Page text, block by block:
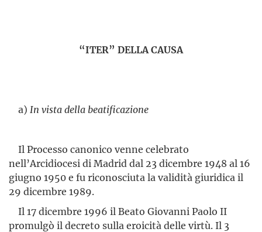
“ITER” DELLA CAUSA
a) In vista della beatificazione
Il Processo canonico venne celebrato
nell’Arcidiocesi di Madrid dal 23 dicembre 1948 al 16
giugno 1950 e fu riconosciuta la validità giuridica il
29 dicembre 1989.
Il 17 dicembre 1996 il Beato Giovanni Paolo II
promulgò il decreto sulla eroicità delle virtù. Il 3